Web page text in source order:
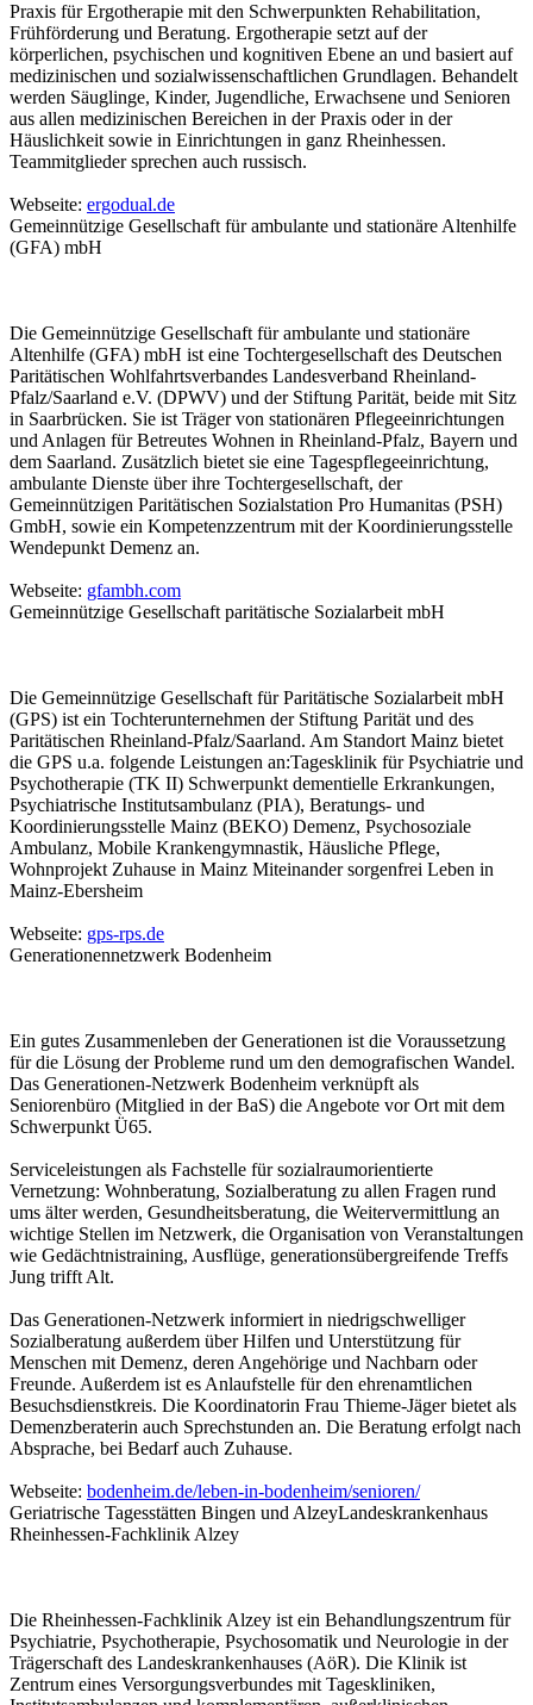
Praxis für Ergotherapie mit den Schwerpunkten Rehabilitation,
Frühförderung und Beratung. Ergotherapie setzt auf der
körperlichen, psychischen und kognitiven Ebene an und basiert auf
medizinischen und sozialwissenschaftlichen Grundlagen. Behandelt
werden Säuglinge, Kinder, Jugendliche, Erwachsene und Senioren
aus allen medizinischen Bereichen in der Praxis oder in der
Häuslichkeit sowie in Einrichtungen in ganz Rheinhessen.
Teammitglieder sprechen auch russisch.
Webseite: ergodual.de
Gemeinnützige Gesellschaft für ambulante und stationäre Altenhilfe
(GFA) mbH
Die Gemeinnützige Gesellschaft für ambulante und stationäre
Altenhilfe (GFA) mbH ist eine Tochtergesellschaft des Deutschen
Paritätischen Wohlfahrtsverbandes Landesverband Rheinland-
Pfalz/Saarland e.V. (DPWV) und der Stiftung Parität, beide mit Sitz
in Saarbrücken. Sie ist Träger von stationären Pflegeeinrichtungen
und Anlagen für Betreutes Wohnen in Rheinland-Pfalz, Bayern und
dem Saarland. Zusätzlich bietet sie eine Tagespflegeeinrichtung,
ambulante Dienste über ihre Tochtergesellschaft, der
Gemeinnützigen Paritätischen Sozialstation Pro Humanitas (PSH)
GmbH, sowie ein Kompetenzzentrum mit der Koordinierungsstelle
Wendepunkt Demenz an.
Webseite: gfambh.com
Gemeinnützige Gesellschaft paritätische Sozialarbeit mbH
Die Gemeinnützige Gesellschaft für Paritätische Sozialarbeit mbH
(GPS) ist ein Tochterunternehmen der Stiftung Parität und des
Paritätischen Rheinland-Pfalz/Saarland. Am Standort Mainz bietet
die GPS u.a. folgende Leistungen an:Tagesklinik für Psychiatrie und
Psychotherapie (TK II) Schwerpunkt dementielle Erkrankungen,
Psychiatrische Institutsambulanz (PIA), Beratungs- und
Koordinierungsstelle Mainz (BEKO) Demenz, Psychosoziale
Ambulanz, Mobile Krankengymnastik, Häusliche Pflege,
Wohnprojekt Zuhause in Mainz Miteinander sorgenfrei Leben in
Mainz-Ebersheim
Webseite: gps-rps.de
Generationennetzwerk Bodenheim
Ein gutes Zusammenleben der Generationen ist die Voraussetzung
für die Lösung der Probleme rund um den demografischen Wandel.
Das Generationen-Netzwerk Bodenheim verknüpft als
Seniorenbüro (Mitglied in der BaS) die Angebote vor Ort mit dem
Schwerpunkt Ü65.
Serviceleistungen als Fachstelle für sozialraumorientierte
Vernetzung: Wohnberatung, Sozialberatung zu allen Fragen rund
ums älter werden, Gesundheitsberatung, die Weitervermittlung an
wichtige Stellen im Netzwerk, die Organisation von Veranstaltungen
wie Gedächtnistraining, Ausflüge, generationsübergreifende Treffs
Jung trifft Alt.
Das Generationen-Netzwerk informiert in niedrigschwelliger
Sozialberatung außerdem über Hilfen und Unterstützung für
Menschen mit Demenz, deren Angehörige und Nachbarn oder
Freunde. Außerdem ist es Anlaufstelle für den ehrenamtlichen
Besuchsdienstkreis. Die Koordinatorin Frau Thieme-Jäger bietet als
Demenzberaterin auch Sprechstunden an. Die Beratung erfolgt nach
Absprache, bei Bedarf auch Zuhause.
Webseite: bodenheim.de/leben-in-bodenheim/senioren/
Geriatrische Tagesstätten Bingen und AlzeyLandeskrankenhaus
Rheinhessen-Fachklinik Alzey
Die Rheinhessen-Fachklinik Alzey ist ein Behandlungszentrum für
Psychiatrie, Psychotherapie, Psychosomatik und Neurologie in der
Trägerschaft des Landeskrankenhauses (AöR). Die Klinik ist
Zentrum eines Versorgungsverbundes mit Tageskliniken,